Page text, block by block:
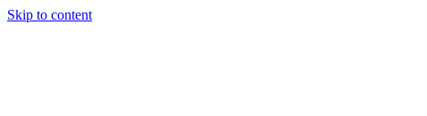
Skip to content